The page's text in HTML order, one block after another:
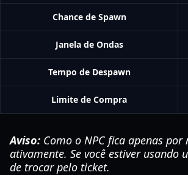
Chance de Spawn
Janela de Ondas
Tempo de Despawn
Limite de Compra
Aviso: Como o NPC fica apenas
ativamente. Se você estiver
de trocar pelo ticket.